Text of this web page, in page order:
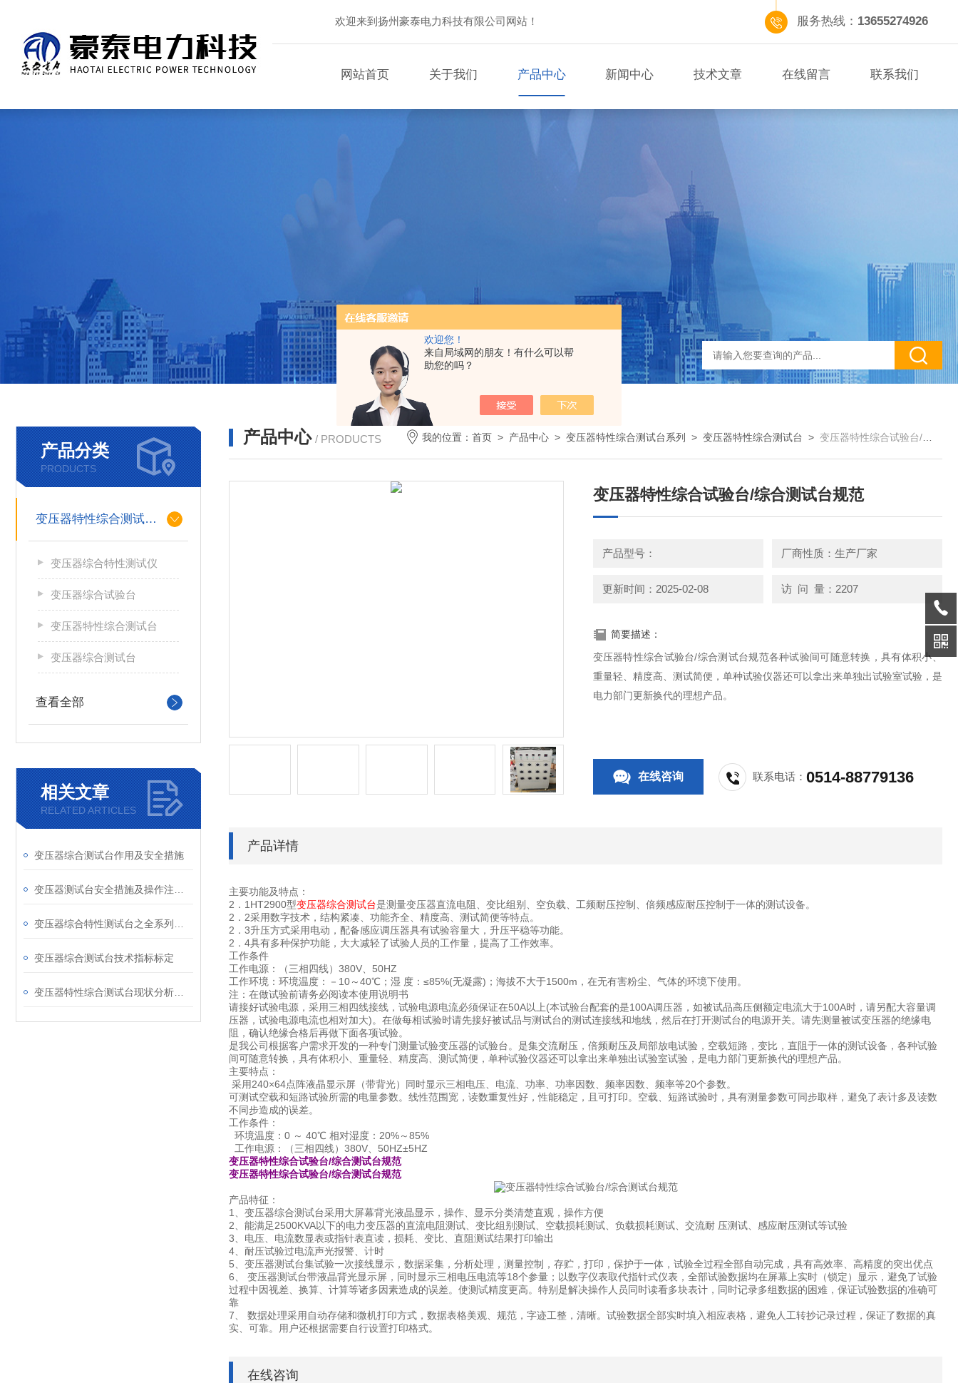
欢迎您！
来自局域网的朋友！有什么可以帮
助您的吗？
欢迎来到扬州豪泰电力科技有限公司网站！ 服务热线： 13655274926
网站首页 关于我们 产品中心 新闻中心 技术文章 在线留言 联系我们
产品分类
PRODUCTS
变压器特性综合测试台系列
变压器综合特性测试仪
变压器综合试验台
变压器特性综合测试台
变压器综合测试台
查看全部
相关文章
RELATED ARTICLES
变压器综合测试台作用及安全措施
变压器综合测试台技术指标标定
产品中心 / PRODUCTS 我的位置：首页 > 产品中心 >变压器特性综合测试台系列 >变压器特性综合测试台 >变压器特性综合试验台/综合测试台规范
变压器特性综合试验台/综合测试台规范
产品型号： 厂商性质：生产厂家
更新时间：2025-02-08 访 问 量：2207
简要描述：
变压器特性综合试验台/综合测试台规范各种试验间可随意转换，具有体积小、
重量轻、精度高、测试简便，单种试验仪器还可以拿出来单独出试验室试验，是
电力部门更新换代的理想产品。
在线咨询 联系电话：0514-88779136
产品详情
主要功能及特点：
2．1HT2900型变压器综合测试台是测量变压器直流电阻、变比组别、空负载、工频耐压控制、倍频感应耐压控制于一体的测试设备。
2．2采用数字技术，结构紧凑、功能齐全、精度高、测试简便等特点。
2．3升压方式采用电动，配备感应调压器具有试验容量大，升压平稳等功能。
2．4具有多种保护功能，大大减轻了试验人员的工作量，提高了工作效率。
工作条件
工作电源：（三相四线）380V、50HZ
工作环境：环境温度：－10～40℃；湿 度：≤85%(无凝露)；海拔不大于1500m，在无有害粉尘、气体的环境下使用。
注：在做试验前请务必阅读本使用说明书
请接好试验电源，采用三相四线接线，试验电源电流必须保证在50A以上(本试验台配套的是100A调压器，如被试品高压侧额定电流大于100A时，请另配大容量调
压器，试验电源电流也相对加大)。在做每相试验时请先接好被试品与测试台的测试连接线和地线，然后在打开测试台的电源开关。请先测量被试变压器的绝缘电
阻，确认绝缘合格后再做下面各项试验。
是我公司根据客户需求开发的一种专门测量试验变压器的试验台。是集交流耐压，倍频耐压及局部放电试验，空载短路，变比，直阻于一体的测试设备，各种试验
间可随意转换，具有体积小、重量轻、精度高、测试简便，单种试验仪器还可以拿出来单独出试验室试验，是电力部门更新换代的理想产品。
主要特点：
采用240×64点阵液晶显示屏（带背光）同时显示三相电压、电流、功率、功率因数、频率因数、频率等20个参数。
可测试空载和短路试验所需的电量参数。线性范围宽，读数重复性好，性能稳定，且可打印。空载、短路试验时，具有测量参数可同步取样，避免了表计多及读数
不同步造成的误差。
工作条件：
环境温度：0 ～ 40℃ 相对湿度：20%～85%
工作电源：（三相四线）380V、50HZ±5HZ
变压器特性综合试验台/综合测试台规范
变压器特性综合试验台/综合测试台规范
产品特征：
1、变压器综合测试台采用大屏幕背光液晶显示，操作、显示分类清楚直观，操作方便
2、能满足2500KVA以下的电力变压器的直流电阻测试、变比组别测试、空载损耗测试、负载损耗测试、交流耐 压测试、感应耐压测试等试验
3、电压、电流数显表或指针表直读，损耗、变比、直阻测试结果打印输出
4、耐压试验过电流声光报警、计时
5、变压器测试台集试验一次接线显示，数据采集，分析处理，测量控制，存贮，打印，保护于一体，试验全过程全部自动完成，具有高效率、高精度的突出优点
6、 变压器测试台带液晶背光显示屏，同时显示三相电压电流等18个参量；以数字仪表取代指针式仪表，全部试验数据均在屏幕上实时（锁定）显示，避免了试验
过程中因视差、换算、计算等诸多因素造成的误差。使测试精度更高。特别是解决操作人员同时读看多块表计，同时记录多组数据的困难，保证试验数据的准确可
靠
7、 数据处理采用自动存储和微机打印方式，数据表格美观、规范，字迹工整，清晰。试验数据全部实时填入相应表格，避免人工转抄记录过程，保证了数据的真
实、可靠。用户还根据需要自行设置打印格式。
在线咨询